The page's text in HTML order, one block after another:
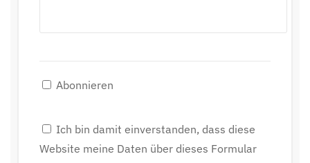
Abonnieren
Ich bin damit einverstanden, dass diese
Website meine Daten über dieses Formular